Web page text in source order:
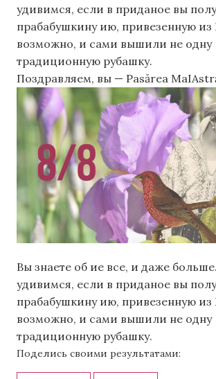
удивимся, если в приданое вы
прабабушкину ию, привезенную из
возможно, и сами вышили не одну
традиционную рубашку.
Поздравляем, вы — Pasărea
Вы знаете об ие все, и даже
удивимся, если в приданое вы
прабабушкину ию, привезенную из
возможно, и сами вышили не одну
традиционную рубашку.
Поделись своими результатами: